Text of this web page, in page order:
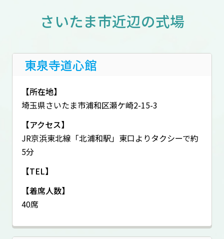
さいたま市近辺の式場
東泉寺道心館
【所在地】
埼玉県さいたま市浦和区瀬ケ崎2-15-3
【アクセス】
JR京浜東北線「北浦和駅」東口よりタクシーで約
5分
【TEL】
【着席人数】
40席